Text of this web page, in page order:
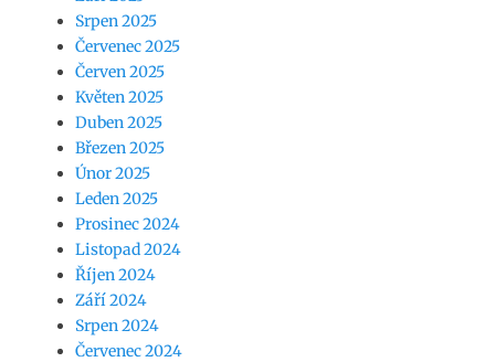
Srpen 2025
Červenec 2025
Červen 2025
Květen 2025
Duben 2025
Březen 2025
Únor 2025
Leden 2025
Prosinec 2024
Listopad 2024
Říjen 2024
Září 2024
Srpen 2024
Červenec 2024